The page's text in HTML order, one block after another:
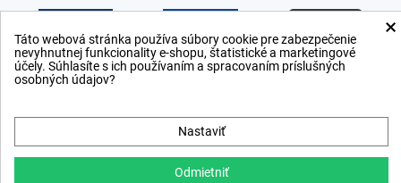
×
Táto webová stránka používa súbory cookie pre zabezpečenie
nevyhnutnej funkcionality e-shopu, štatistické a marketingové
účely. Súhlasíte s ich používaním a spracovaním príslušných
osobných údajov?
Nastaviť
Odmietniť